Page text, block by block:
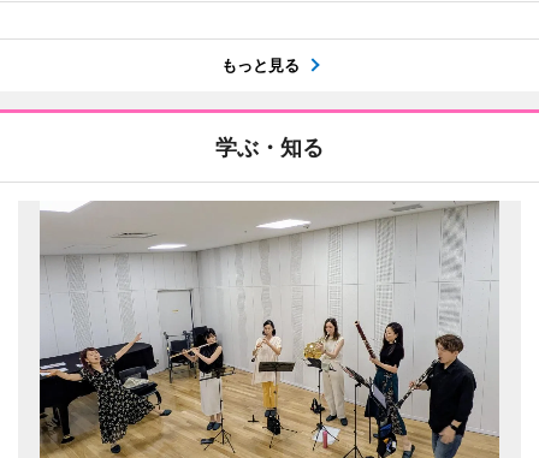
もっと見る
学ぶ・知る